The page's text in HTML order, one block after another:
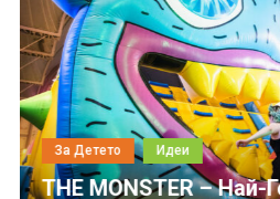
Идеи
– Най-Голямата